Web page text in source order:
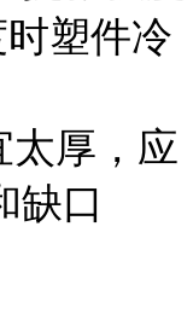
塑件冷
厚，应
缺口